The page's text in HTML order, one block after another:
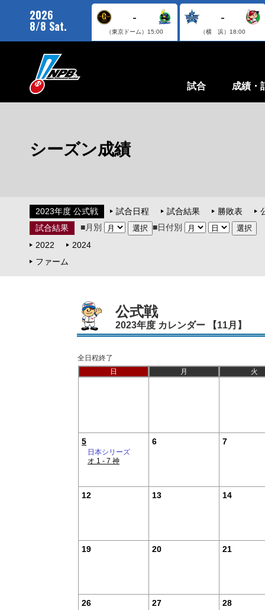
2026
8/8 Sat.
-
（東京ドーム） 15:00
-
（横 浜） 18:00
試合 成績・
シーズン成績
2023年度 公式戦 試合日程 試合結果 勝敗表
試合結果
■月別
■日付別
2022
2024
ファーム
公式戦
2023年度 カレンダー 【11月】
全日程終了
日
月 火
5
日本シリーズ
オ 1 - 7 神
6 7
12 13 14
19 20 21
26 27 28